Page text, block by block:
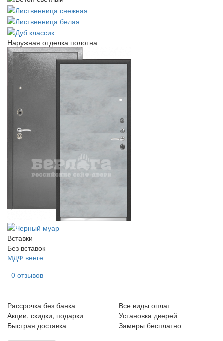
Наружная отделка полотна
Вставки
Без вставок
МДФ венге
0 отзывов
Рассрочка без банка
Все виды оплат
Акции, скидки, подарки
Установка дверей
Быстрая доставка
Замеры бесплатно